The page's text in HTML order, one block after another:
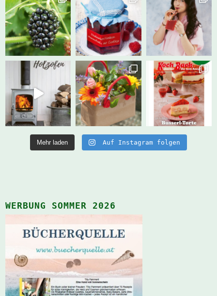
Mehr laden Auf Instagram folgen
WERBUNG SOMMER 2026